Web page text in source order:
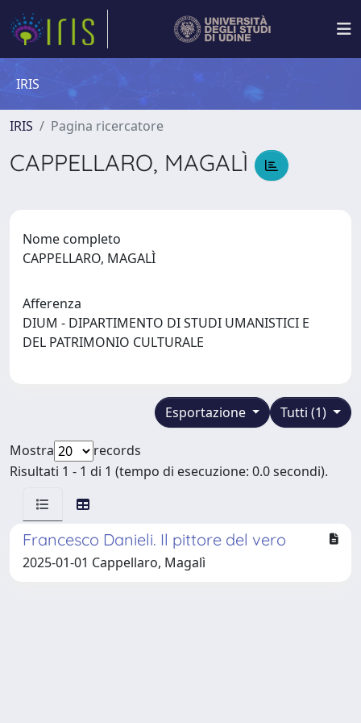
IRIS
IRIS Pagina ricercatore
CAPPELLARO, MAGALÌ
Nome completo
CAPPELLARO, MAGALÌ
Afferenza
DIUM - DIPARTIMENTO DI STUDI UMANISTICI E
DEL PATRIMONIO CULTURALE
Tutti (1)
Esportazione
Mostra
records
Risultati 1 - 1 di 1 (tempo di esecuzione: 0.0 secondi).
Francesco Danieli. Il pittore del vero
2025-01-01 Cappellaro, Magalì